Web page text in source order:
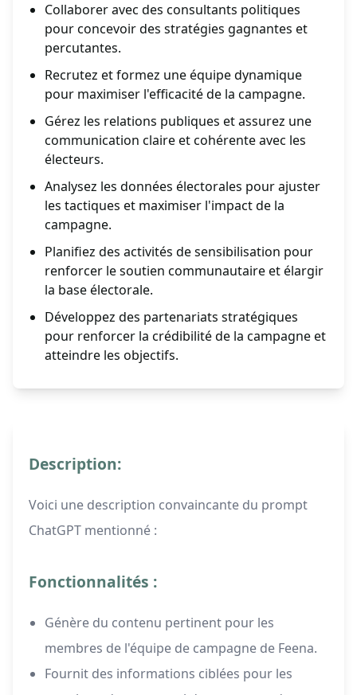
Collaborer avec des consultants politiques
pour concevoir des stratégies gagnantes et
percutantes.
Recrutez et formez une équipe dynamique
pour maximiser l'efficacité de la campagne.
Gérez les relations publiques et assurez une
communication claire et cohérente avec les
électeurs.
Analysez les données électorales pour ajuster
les tactiques et maximiser l'impact de la
campagne.
Planifiez des activités de sensibilisation pour
renforcer le soutien communautaire et élargir
la base électorale.
Développez des partenariats stratégiques
pour renforcer la crédibilité de la campagne et
atteindre les objectifs.
Description:
Voici une description convaincante du prompt
ChatGPT mentionné :
Fonctionnalités :
Génère du contenu pertinent pour les
membres de l'équipe de campagne de Feena.
Fournit des informations ciblées pour les